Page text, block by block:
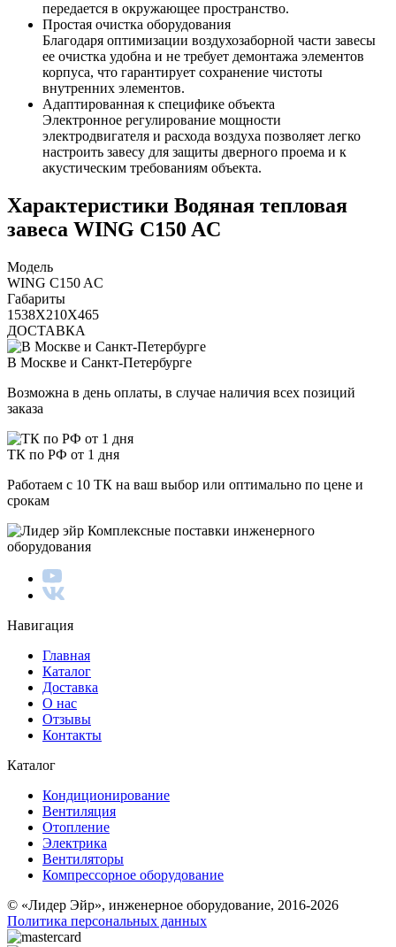
передается в окружающее пространство.
Простая очистка оборудования
Благодаря оптимизации воздухозаборной части завесы
ее очистка удобна и не требует демонтажа элементов
корпуса, что гарантирует сохранение чистоты
внутренних элементов.
Адаптированная к специфике объекта
Электронное регулирование мощности
электродвигателя и расхода воздуха позволяет легко
настроить завесу для защиты дверного проема и к
акустическим требованиям объекта.
Характеристики Водяная тепловая
завеса WING C150 AC
Модель
WING C150 AC
Габариты
1538X210X465
ДОСТАВКА
В Москве и Санкт-Петербурге
Возможна в день оплаты, в случае наличия всех позиций
заказа
ТК по РФ от 1 дня
Работаем с 10 ТК на ваш выбор или оптимально по цене и
срокам
Комплексные поставки инженерного
оборудования
Навигация
Главная
Каталог
Доставка
О нас
Отзывы
Контакты
Каталог
Кондиционирование
Вентиляция
Отопление
Электрика
Вентиляторы
Компрессорное оборудование
© «Лидер Эйр», инженерное оборудование, 2016-2026
Политика персональных данных